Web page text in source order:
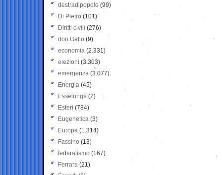
destradipopolo (99)
Di Pietro (101)
Diritti civili (276)
don Gallo (9)
economia (2.331)
elezioni (3.303)
emergenza (3.077)
Energia (45)
Esselunga (2)
Esteri (784)
Eugenetica (3)
Europa (1.314)
Fassino (13)
federalismo (167)
Ferrara (21)